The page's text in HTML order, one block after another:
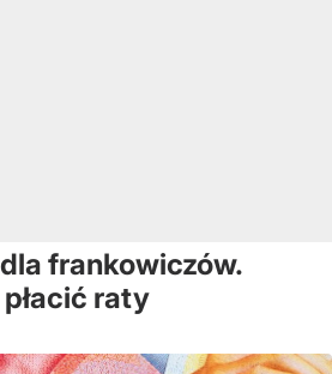
frankowiczów.
raty